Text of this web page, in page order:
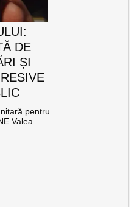
DE
ȘI
pentru
Valea